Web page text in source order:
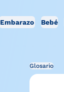
Embarazo Bebé
Glosario